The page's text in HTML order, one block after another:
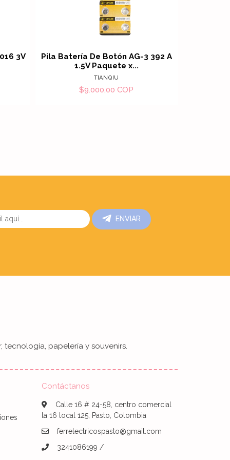
3V
Pila Batería De Botón AG-3 392 A
1.5V Paquete x...
TIANQIU
$9.000,00 COP
Ver detalles
ENVIAR
tecnología, papelería y souvenirs.
Contáctanos
Calle 16 # 24-58, centro comercial
la 16 local 125, Pasto, Colombia
ferrelectricospasto@gmail.com
3241086199 /